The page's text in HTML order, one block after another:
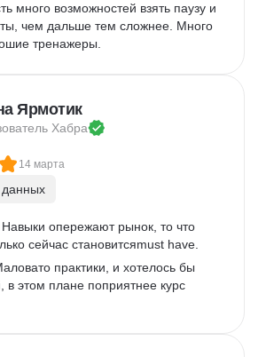
много возможностей взять паузу и
чем дальше тем сложнее. Много
тренажеры.
Ярмотик
Хабра
14 марта
данных
Навыки опережают рынок, то что
сейчас становитсяmust have.
практики, и хотелось бы
в этом плане поприятнее курс